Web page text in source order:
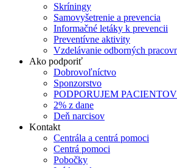
Skríningy
Samovyšetrenie a prevencia
Informačné letáky k prevencii
Preventívne aktivity
Vzdelávanie odborných
Ako podporiť
Dobrovoľníctvo
Sponzorstvo
PODPORUJEM
2% z dane
Deň narcisov
Kontakt
Centrála a centrá pomoci
Centrá pomoci
Pobočky